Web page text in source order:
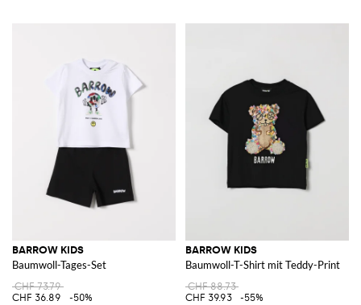
BARROW KIDS
Baumwoll-Tages-Set
CHF 73.79
CHF 36.89
-50%
BARROW KIDS
Baumwoll-T-Shirt mit Teddy-Print
CHF 88.73
CHF 39.93
-55%